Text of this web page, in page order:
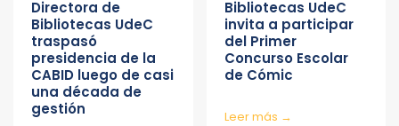
Directora de
Bibliotecas UdeC
traspasó
presidencia de la
CABID luego de casi
una década de
gestión
Bibliotecas UdeC
invita a participar
del Primer
Concurso Escolar
de Cómic
Leer más →